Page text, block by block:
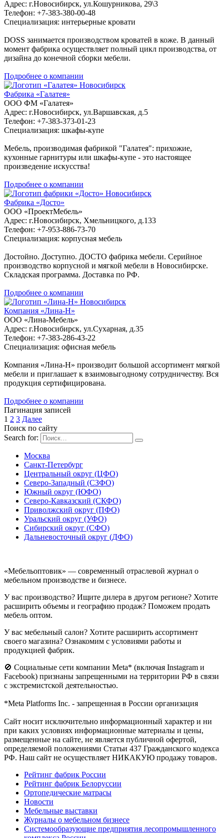
Адрес: г.Новосибирск, ул.Кошурникова, 29\3
Телефон: +7-383-380-00-48
Специализация: интерьерные кровати
DOSS занимается производством кроватей в коже. В данный
момент фабрика осуществляет полный цикл производства, от
дизайна до конечной сборки мебели.
Подробнее о компании
Новосибирск
Фабрика «Галатея»
ООО ФМ «Галатея»
Адрес: г.Новосибирск, ул.Варшавская, д.5
Телефон: +7-383-373-01-23
Специализация: шкафы-купе
Мебель, производимая фабрикой "Галатея": прихожие,
кухонные гарнитуры или шкафы-купе - это настоящее
произведение искусства!
Подробнее о компании
Новосибирск
Фабрика «Досто»
ООО «ПроектМебель»
Адрес: г.Новосибирск, Хмельницкого, д.133
Телефон: +7-953-886-73-70
Специализация: корпусная мебель
Достойно. Доступно. ДОСТО фабрика мебели. Серийное
производство корпусной и мягкой мебели в Новосибирске.
Складская программа. Доставка по РФ.
Подробнее о компании
Новосибирск
Компания «Лина-Н»
ООО «Лина-Мебель»
Адрес: г.Новосибирск, ул.Сухарная, д.35
Телефон: +7-383-286-43-22
Специализация: офисная мебель
Компания «Лина-Н» производит большой ассортимент мягкой
мебели и приглашает к взаимовыгодному сотрудничеству. Вся
продукция сертифицирована.
Подробнее о компании
Пагинация записей
1 2 3 Далее
Поиск по сайту
Search for:
Москва
Санкт-Петербург
Центральный округ (ЦФО)
Северо-Западный (СЗФО)
Южный округ (ЮФО)
Северо-Кавказский (СКФО)
Приволжский округ (ПФО)
Уральский округ (УФО)
Сибирский округ (СФО)
Дальневосточный округ (ДФО)
«Мебельоптовик» — современный отраслевой журнал о
мебельном производстве и бизнесе.
У вас производство? Ищите дилера в другом регионе? Хотите
расширить объемы и географию продаж? Поможем продать
мебель оптом.
У вас мебельный салон? Хотите расширить ассортимент
своего магазина? Ознакомим с условиями работы и
продукцией фабрик.
🚫 Социальные сети компании Meta* (включая Instagram и
Facebook) признаны запрещенными на территории РФ в связи
с экстремистской деятельностью.
*Meta Platforms Inc. - запрещенная в России организация
Cайт носит исключительно информационный характер и ни
при каких условиях информационные материалы и цены,
размещенные на сайте, не является публичной офертой,
определяемой положениями Статьи 437 Гражданского кодекса
РФ. Наш сайт не осуществляет НИКАКУЮ продажу товаров.
Рейтинг фабрик России
Рейтинг фабрик Белоруссии
Ортопедические матрасы
Новости
Мебельные выставки
Журналы о мебельном бизнесе
Системообразующие предприятия лесопромышленного